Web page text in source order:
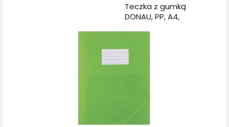
Teczka z gumką
DONAU, PP, A4,
zielona